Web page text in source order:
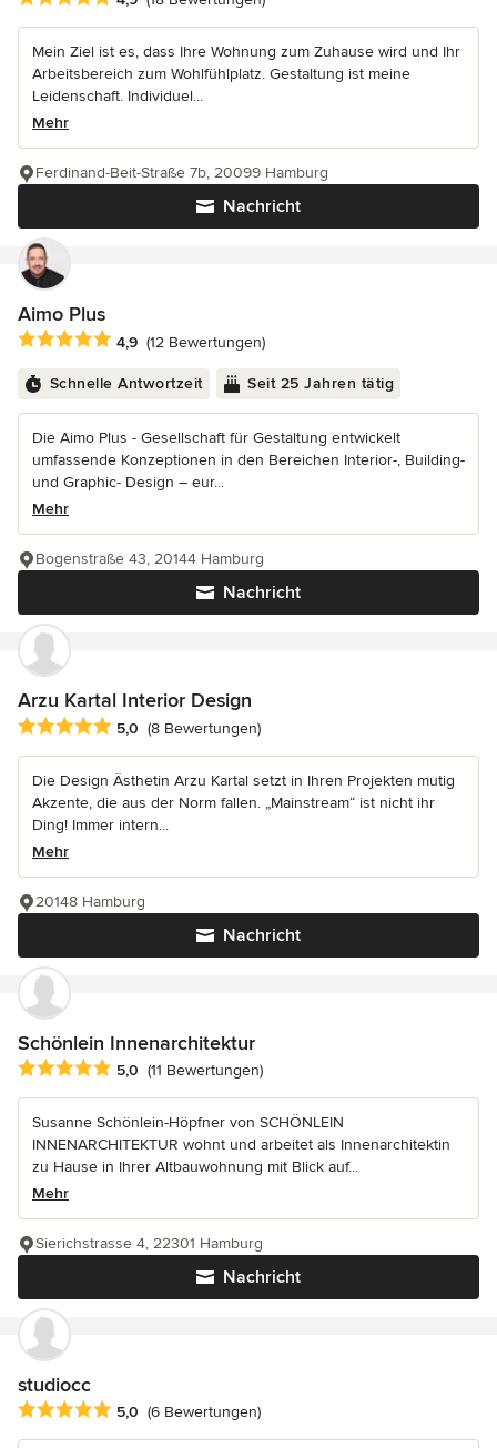
Mein Ziel ist es, dass Ihre Wohnung zum Zuhause wird und Ihr
Arbeitsbereich zum Wohlfühlplatz. Gestaltung ist meine
Leidenschaft. Individuel...
Mehr
Nachricht
Ferdinand-Beit-Straße 7b, 20099 Hamburg
Aimo Plus
Durchschnittliche Bewertung: 4.9 von 5 Sternen
4,9 (12 Bewertungen)
Schnelle Antwortzeit Seit 25 Jahren tätig
Die Aimo Plus - Gesellschaft für Gestaltung entwickelt
umfassende Konzeptionen in den Bereichen Interior-, Building-
und Graphic- Design – eur...
Mehr
Nachricht
Bogenstraße 43, 20144 Hamburg
Arzu Kartal Interior Design
Durchschnittliche Bewertung: 5 von 5 Sternen
5,0 (8 Bewertungen)
Die Design Ästhetin Arzu Kartal setzt in Ihren Projekten mutig
Akzente, die aus der Norm fallen. „Mainstream“ ist nicht ihr
Ding! Immer intern...
Mehr
Nachricht
20148 Hamburg
Schönlein Innenarchitektur
Durchschnittliche Bewertung: 5 von 5 Sternen
5,0 (11 Bewertungen)
Susanne Schönlein-Höpfner von SCHÖNLEIN
INNENARCHITEKTUR wohnt und arbeitet als Innenarchitektin
zu Hause in Ihrer Altbauwohnung mit Blick auf...
Mehr
Nachricht
Sierichstrasse 4, 22301 Hamburg
studiocc
Durchschnittliche Bewertung: 5 von 5 Sternen
5,0 (6 Bewertungen)